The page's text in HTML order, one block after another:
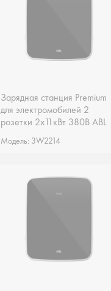
Зарядная станция Premium
для электромобилей 2
розетки 2х11кВт 380В ABL
Германия 3W2214
Модель: 3W2214
Зарядная станция Premium
для электромобилей 2
розетки 2х11кВт 380В ABL
Германия 3W2214
Модель: 3W2214